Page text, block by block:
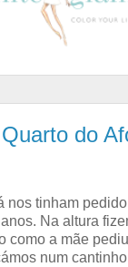
do
nos tinham
Na altura
como a mãe
num